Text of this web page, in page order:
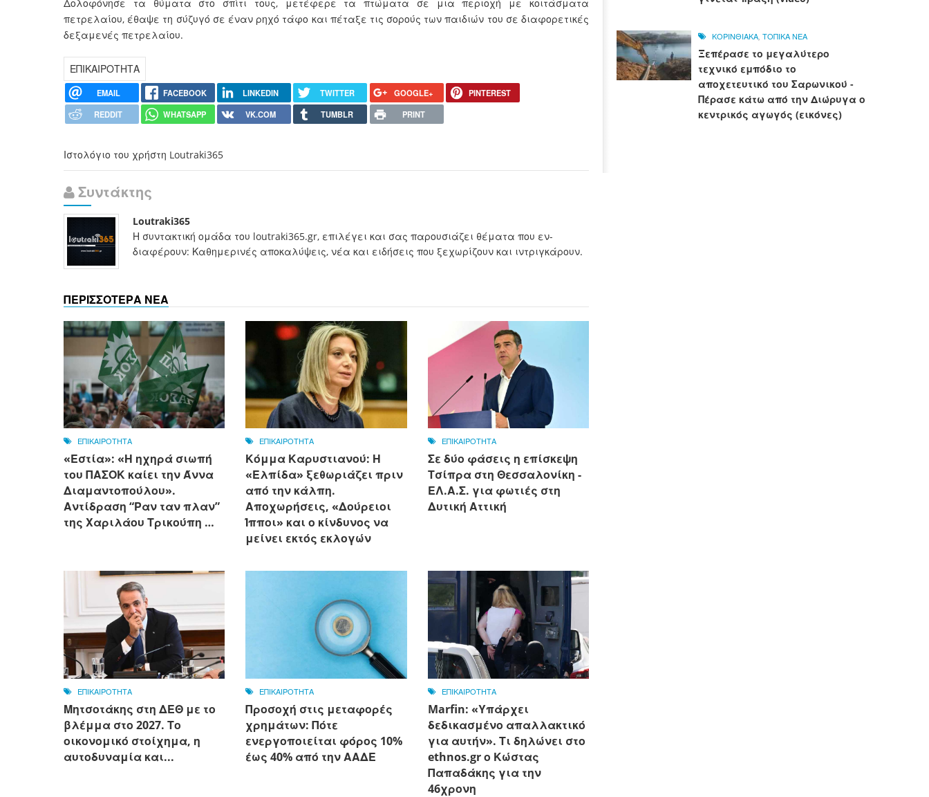
Δολοφόνησε τα θύματα στο σπίτι τους, μετέφερε τα πτώματα σε μια περιοχή με κοιτάσματα
πετρελαίου, έθαψε τη σύζυγό σε έναν ρηχό τάφο και πέταξε τις σορούς των παιδιών του σε διαφορετικές
δεξαμενές πετρελαίου.
ΕΠΙΚΑΙΡΟΤΗΤΑ
EMAIL FACEBOOK LINKEDIN TWITTER GOOGLE+
PINTEREST
REDDIT
WHATSAPP VK.COM TUMBLR PRINT
Ιστολόγιο του χρήστη Loutraki365
Συντάκτης
Loutraki365
Η συντακτική ομάδα του loutraki365.gr, επιλέγει και σας παρουσιάζει θέματα που εν-
διαφέρουν: Καθημερινές αποκαλύψεις, νέα και ειδήσεις που ξεχωρίζουν και ιντριγκάρουν.
ΠΕΡΙΣΣΟΤΕΡΑ ΝΕΑ
ΕΠΙΚΑΙΡΟΤΗΤΑ
«Εστία»: «Η ηχηρά σιωπή
του ΠΑΣΟΚ καίει την Άννα
Διαμαντοπούλου».
Αντίδραση “Ραν ταν πλαν”
της Χαριλάου Τρικούπη …
ΕΠΙΚΑΙΡΟΤΗΤΑ
Κόμμα Καρυστιανού: Η
«Ελπίδα» ξεθωριάζει πριν
από την κάλπη.
Αποχωρήσεις, «Δούρειοι
Ίπποι» και ο κίνδυνος να
μείνει εκτός εκλογών
ΕΠΙΚΑΙΡΟΤΗΤΑ
Σε δύο φάσεις η επίσκεψη
Τσίπρα στη Θεσσαλονίκη -
ΕΛ.Α.Σ. για φωτιές στη
Δυτική Αττική
ΕΠΙΚΑΙΡΟΤΗΤΑ
Μητσοτάκης στη ΔΕΘ με το
βλέμμα στο 2027. Το
οικονομικό στοίχημα, η
αυτοδυναμία και...
ΕΠΙΚΑΙΡΟΤΗΤΑ
Προσοχή στις μεταφορές
χρημάτων: Πότε
ενεργοποιείται φόρος 10%
έως 40% από την ΑΑΔΕ
ΕΠΙΚΑΙΡΟΤΗΤΑ
Marfin: «Υπάρχει
δεδικασμένο απαλλακτικό
για αυτήν». Τι δηλώνει στο
ethnos.gr ο Κώστας
Παπαδάκης για την
46χρονη
ΚΟΡΙΝΘΙΑΚΑ, ΤΟΠΙΚΑ ΝΕΑ
Ξεπέρασε το μεγαλύτερο
τεχνικό εμπόδιο το
αποχετευτικό του Σαρωνικού -
Πέρασε κάτω από την Διώρυγα ο
κεντρικός αγωγός (εικόνες)